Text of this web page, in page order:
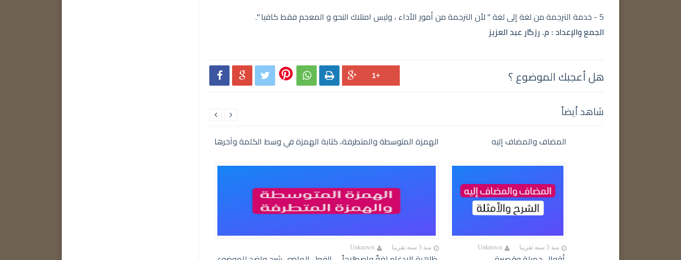
5 - خدمة الترجمة من لغة إلى لغة " لأن الترجمة من أمور الأداء ، وليس امتلاك النحو و المعجم فقط كافيا ".
الجمع والإعداد : م. رزگار عبد العزيز
هل أعجبك الموضوع ؟     
شاهد أيضاً
الهمزة المتوسطة والمتطرفة، كتابة الهمزة في وسط الكلمة وآخرها
منذ 3 سنه تقريبا Unknown
المضاف والمضاف إليه
منذ 3 سنه تقريبا Unknown
 